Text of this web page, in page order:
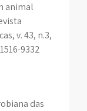
animal
v. 43, n.3,
9332
das